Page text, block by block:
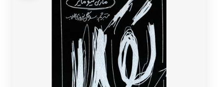
ادبیات روسیه
ادبیات آمریکای لاتین
ادبیات آلمان
ادبیات ترکیه
ادبیات آسیا